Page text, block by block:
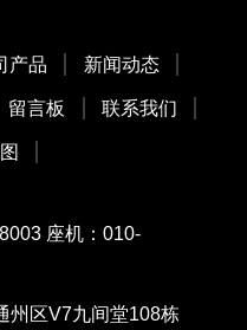
产品 新闻动态
留言板 联系我们
座机：010-
州区V7九间堂108栋